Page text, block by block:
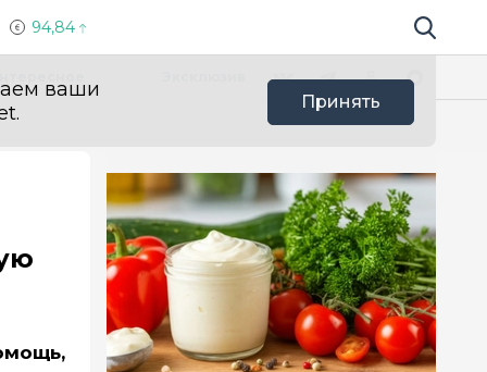
94,84 Поиск по
ваши
Принять